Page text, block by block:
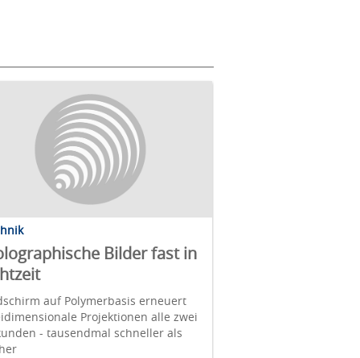
Bilder fast in
auf Polymerbasis erneuert
Projektionen alle zwei
- tausendmal schneller als